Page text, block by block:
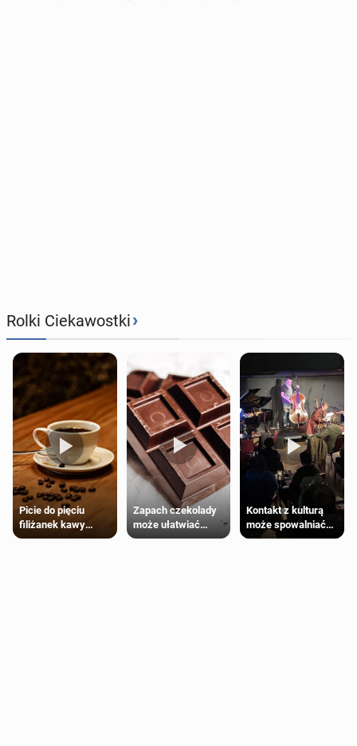
Rolki Ciekawostki›
Picie do pięciu
filiżanek kawy
dziennie jest
Zapach czekolady
może ułatwiać
trening siłowy
Kontakt z kulturą
może spowalniać
starzenie